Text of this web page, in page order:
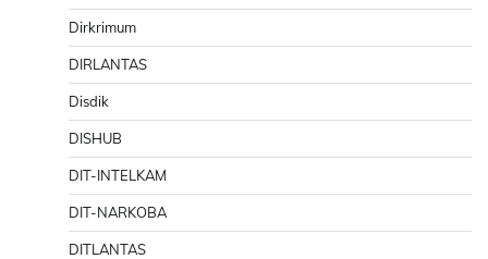
Dirkrimum
DIRLANTAS
Disdik
DISHUB
DIT-INTELKAM
DIT-NARKOBA
DITLANTAS